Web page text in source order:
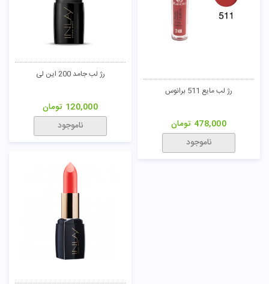
رژ لب مایع 511 برانوس
478,000 تومان
ناموجود
رژ لب جامد 200 این لی
120,000 تومان
ناموجود